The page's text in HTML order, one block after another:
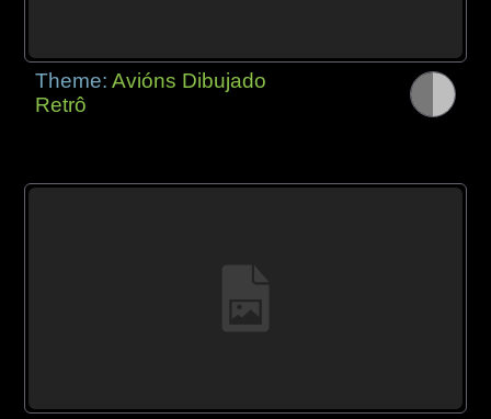
Theme:Avións Dibujado
Retrô